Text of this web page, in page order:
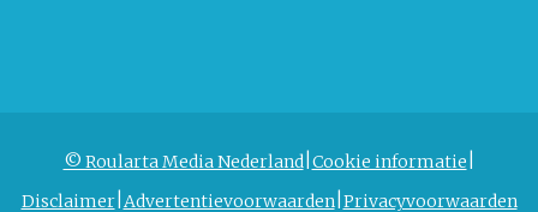
© Roularta Media Nederland Cookie informatie
Disclaimer Advertentievoorwaarden Privacyvoorwaarden